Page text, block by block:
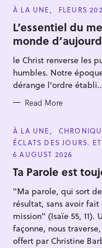
C
T
E
G
O
R
I
E
S
À LA UNE FLEURS
L’essentiel du
monde
le Christ renverse les
humbles. Notre
dérange l'ordre
Read More
C
A
T
E
O
R
E
À LA UNE
ÉCLATS DES JOURS.
6 AUGUST 2026
Ta Parole est
"Ma parole, qui sort
résultat, sans avoir
mission" (Isaïe 55, 11).
façonne, nous
offert par Christine
e
a
r
h
f